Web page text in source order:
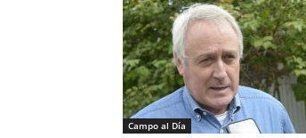
Campo al Día